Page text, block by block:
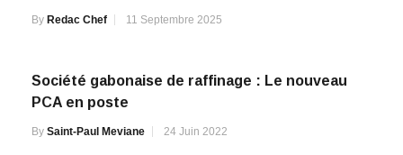
By Redac Chef 11 Septembre 2025
Société gabonaise de raffinage : Le nouveau
PCA en poste
By Saint-Paul Meviane 24 Juin 2022